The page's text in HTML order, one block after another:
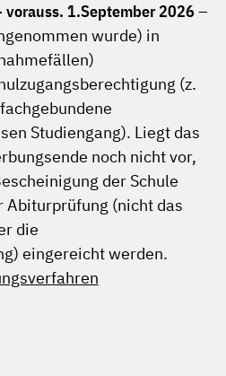
1.September 2026 –
wurde) in
(z.
Studiengang). Liegt das
noch nicht vor,
der Schule
Abiturprüfung (nicht das
die
eingereicht werden.